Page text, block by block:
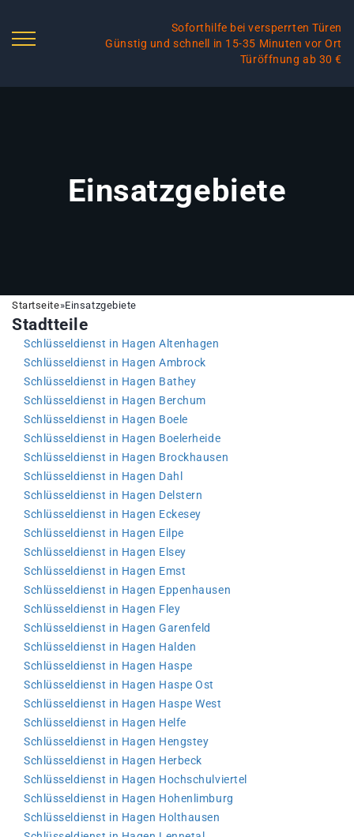
Soforthilfe bei versperrten Türen
Günstig und schnell in 15-35 Minuten vor Ort
Türöffnung ab 30 €
Einsatzgebiete
Startseite»Einsatzgebiete
Stadtteile
Schlüsseldienst in Hagen Altenhagen
Schlüsseldienst in Hagen Ambrock
Schlüsseldienst in Hagen Bathey
Schlüsseldienst in Hagen Berchum
Schlüsseldienst in Hagen Boele
Schlüsseldienst in Hagen Boelerheide
Schlüsseldienst in Hagen Brockhausen
Schlüsseldienst in Hagen Dahl
Schlüsseldienst in Hagen Delstern
Schlüsseldienst in Hagen Eckesey
Schlüsseldienst in Hagen Eilpe
Schlüsseldienst in Hagen Elsey
Schlüsseldienst in Hagen Emst
Schlüsseldienst in Hagen Eppenhausen
Schlüsseldienst in Hagen Fley
Schlüsseldienst in Hagen Garenfeld
Schlüsseldienst in Hagen Halden
Schlüsseldienst in Hagen Haspe
Schlüsseldienst in Hagen Haspe Ost
Schlüsseldienst in Hagen Haspe West
Schlüsseldienst in Hagen Helfe
Schlüsseldienst in Hagen Hengstey
Schlüsseldienst in Hagen Herbeck
Schlüsseldienst in Hagen Hochschulviertel
Schlüsseldienst in Hagen Hohenlimburg
Schlüsseldienst in Hagen Holthausen